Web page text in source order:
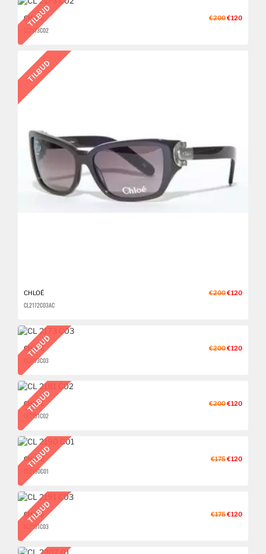
TILBUD €200€120
CHLOÉ
CL 2173 C02
TILBUD
€200€120
CHLOÉ
CL 2172 C03 AC
TILBUD €200€120
CHLOÉ
CL 2173 C03
TILBUD €200€120
CHLOÉ
CL 2181 C02
TILBUD €175€120
CHLOÉ
CL 2190 C01
TILBUD €175€120
CHLOÉ
CL 2191 C03